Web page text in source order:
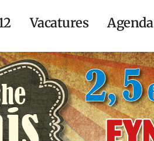
Vacatures Agenda